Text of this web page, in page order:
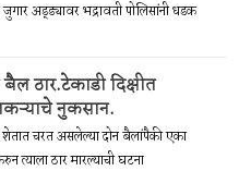
अड्ड्यावर भद्रावती पोलिसांनी धडक
ठार.टेकाडी दिक्षीत
नुकसान.
चरत असलेल्या दोन बैलांपैकी एका
त्याला ठार मारल्याची घटना